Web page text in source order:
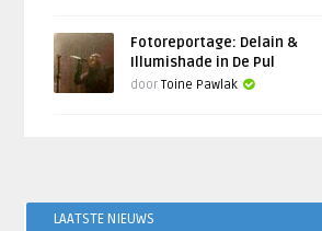
Fotoreportage: Delain &
Illumishade in De Pul
doorToine Pawlak
LAATSTE NIEUWS